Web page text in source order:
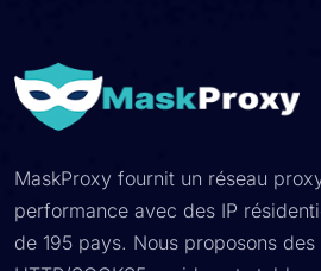
MaskProxy fournit un réseau
performance avec des IP
de 195 pays. Nous proposons